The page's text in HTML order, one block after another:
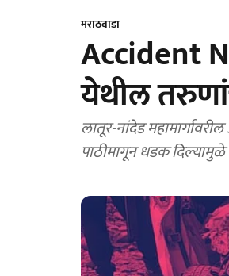
मराठवाडा
Accident
येथील
लातूर-नांदेड
पाठीमागून धडक